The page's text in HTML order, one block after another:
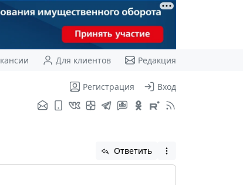
Для клиентов Редакция
Регистрация Вход
Ответить